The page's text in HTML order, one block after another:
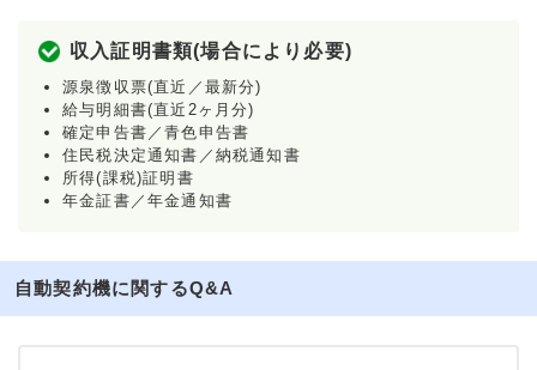
収入証明書類(場合により必要)
源泉徴収票(直近／最新分)
給与明細書(直近2ヶ月分)
確定申告書／青色申告書
住民税決定通知書／納税通知書
所得(課税)証明書
年金証書／年金通知書
自動契約機に関するQ&A